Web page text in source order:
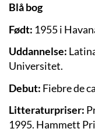
Blå bog
Født: 1955 i
Uddannelse:
Universitet.
Debut: Fiebre de
Litteraturpriser:
1995. Hammett